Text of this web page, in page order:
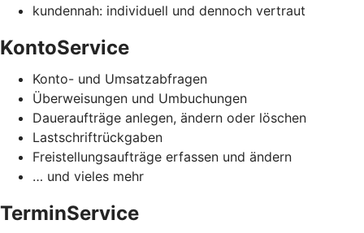
kundennah: individuell und dennoch vertraut
KontoService
Konto- und Umsatzabfragen
Überweisungen und Umbuchungen
Daueraufträge anlegen, ändern oder löschen
Lastschriftrückgaben
Freistellungsaufträge erfassen und ändern
… und vieles mehr
TerminService